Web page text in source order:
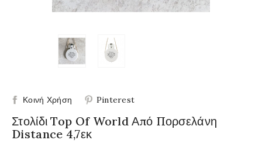
Κοινή Χρήση Pinterest
Στολίδι Top Of World Από Πορσελάνη
Distance 4,7εκ